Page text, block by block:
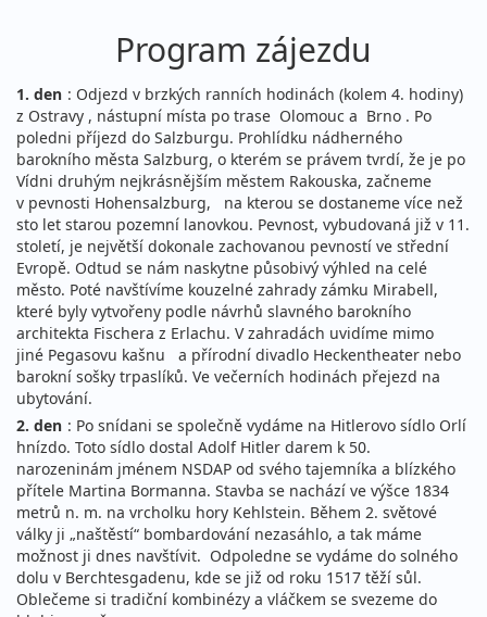
Program zájezdu
1. den : Odjezd v brzkých ranních hodinách (kolem 4. hodiny)
z Ostravy , nástupní místa po trase Olomouc a Brno . Po
poledni příjezd do Salzburgu. Prohlídku nádherného
barokního města Salzburg, o kterém se právem tvrdí, že je po
Vídni druhým nejkrásnějším městem Rakouska, začneme
v pevnosti Hohensalzburg, na kterou se dostaneme více než
sto let starou pozemní lanovkou. Pevnost, vybudovaná již v 11.
století, je největší dokonale zachovanou pevností ve střední
Evropě. Odtud se nám naskytne působivý výhled na celé
město. Poté navštívíme kouzelné zahrady zámku Mirabell,
které byly vytvořeny podle návrhů slavného barokního
architekta Fischera z Erlachu. V zahradách uvidíme mimo
jiné Pegasovu kašnu a přírodní divadlo Heckentheater nebo
barokní sošky trpaslíků. Ve večerních hodinách přejezd na
ubytování.
2. den : Po snídani se společně vydáme na Hitlerovo sídlo Orlí
hnízdo. Toto sídlo dostal Adolf Hitler darem k 50.
narozeninám jménem NSDAP od svého tajemníka a blízkého
přítele Martina Bormanna. Stavba se nachází ve výšce 1834
metrů n. m. na vrcholku hory Kehlstein. Během 2. světové
války ji „naštěstí“ bombardování nezasáhlo, a tak máme
možnost ji dnes navštívit. Odpoledne se vydáme do solného
dolu v Berchtesgadenu, kde se již od roku 1517 těží sůl.
Oblečeme si tradiční kombinézy a vláčkem se svezeme do